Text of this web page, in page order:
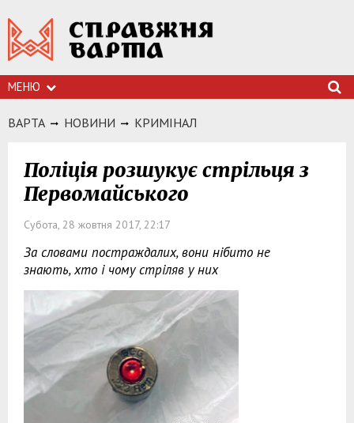
МЕНЮ
ВАРТА НОВИНИ КРИМIНАЛ
Поліція розшукує стрільця з
Первомайського
Субота, 28 жовтня 2017, 22:17
За словами постраждалих, вони нібито не
знають, хто і чому стріляв у них